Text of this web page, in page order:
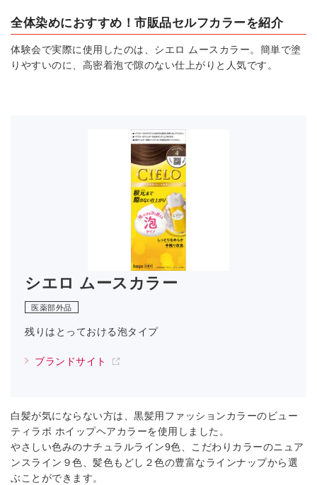
全体染めにおすすめ！市販品セルフカラーを紹介
体験会で実際に使用したのは、シエロ ムースカラー。簡単で塗
りやすいのに、高密着泡で隙のない仕上がりと人気です。
シエロ ムースカラー
医薬部外品
残りはとっておける泡タイプ
ブランドサイト
白髪が気にならない方は、黒髪用ファッションカラーのビュー
ティラボ ホイップヘアカラーを使用しました。
やさしい色みのナチュラルライン9色、こだわりカラーのニュア
ンスライン９色、髪色もどし２色の豊富なラインナップから選
ぶことができます。